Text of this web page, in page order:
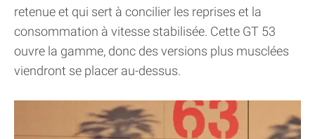
retenue et qui sert à concilier les reprises et la
consommation à vitesse stabilisée. Cette GT 53
ouvre la gamme, donc des versions plus musclées
viendront se placer au-dessus.